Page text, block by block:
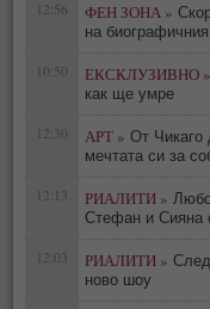
12:56 ФЕН ЗОНА »
на
10:50 ЕКСКЛУЗИВНО »
как ще умре
12:30 АРТ » От Чикаго
мечтата си за
12:13 РИАЛИТИ »
Стефан и Сияна
12:03 РИАЛИТИ »
ново шоу